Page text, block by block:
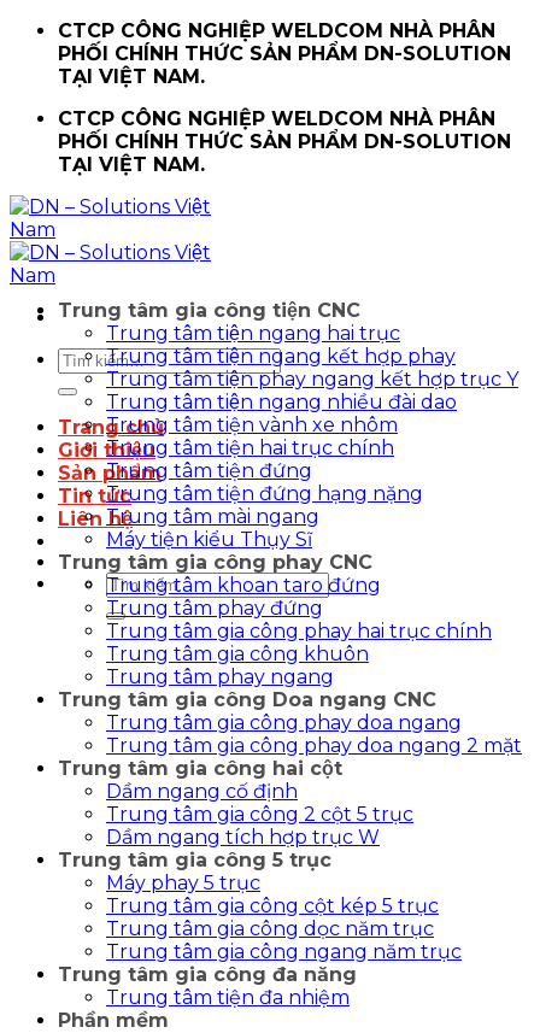
ChuyểnCTCP CÔNG NGHIỆP WELDCOM NHÀ PHÂN
PHỐI CHÍNH THỨC SẢN PHẨM DN-SOLUTION
TẠI VIỆT NAM.
CTCP CÔNG NGHIỆP WELDCOM NHÀ PHÂN
PHỐI CHÍNH THỨC SẢN PHẨM DN-SOLUTION
TẠI VIỆT NAM.
Tìm
kiếm:
Trang chủ
Giới thiệu
Sản phẩm
Tin tức
Liên hệ
Tìm
kiếm:
Trung tâm gia công tiện CNC
Trung tâm tiện ngang hai trục
Trung tâm tiện ngang kết hợp phay
Trung tâm tiện phay ngang kết hợp trục Y
Trung tâm tiện ngang nhiều đài dao
Trung tâm tiện vành xe nhôm
Trung tâm tiện hai trục chính
Trung tâm tiện đứng
Trung tâm tiện đứng hạng nặng
Trung tâm mài ngang
Máy tiện kiểu Thụy Sĩ
Trung tâm gia công phay CNC
Trung tâm khoan taro đứng
Trung tâm phay đứng
Trung tâm gia công phay hai trục chính
Trung tâm gia công khuôn
Trung tâm phay ngang
Trung tâm gia công Doa ngang CNC
Trung tâm gia công phay doa ngang
Trung tâm gia công phay doa ngang 2 mặt
Trung tâm gia công hai cột
Dầm ngang cố định
Trung tâm gia công 2 cột 5 trục
Dầm ngang tích hợp trục W
Trung tâm gia công 5 trục
Máy phay 5 trục
Trung tâm gia công cột kép 5 trục
Trung tâm gia công dọc năm trục
Trung tâm gia công ngang năm trục
Trung tâm gia công đa năng
Trung tâm tiện đa nhiệm
Phần mềm